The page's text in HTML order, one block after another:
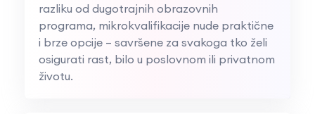
razliku od dugotrajnih obrazovnih
programa, mikrokvalifikacije nude praktične
i brze opcije – savršene za svakoga tko želi
osigurati rast, bilo u poslovnom ili privatnom
životu.